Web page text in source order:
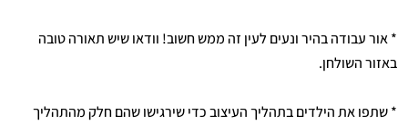
* אור עבודה בהיר ונעים לעין זה ממש חשוב! וודאו שיש תאורה טובה
באזור השולחן.
* שתפו את הילדים בתהליך העיצוב כדי שירגישו שהם חלק מהתהליך